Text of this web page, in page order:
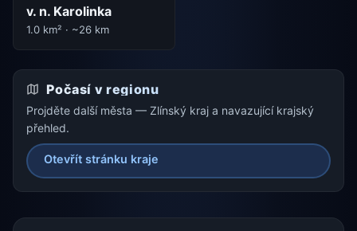
v. n. Karolinka
1.0 km² · ~26 km
Počasí v regionu
Projděte další města — Zlínský kraj a navazující krajský
přehled.
Otevřít stránku kraje